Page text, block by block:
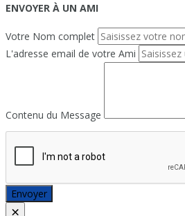
ENVOYER À UN AMI
Votre Nom complet
L'adresse email de votre Ami
Contenu du Message
Envoyer
×